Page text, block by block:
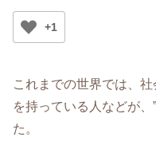
+1
これまでの世界では、
を持っている人などが、
た。